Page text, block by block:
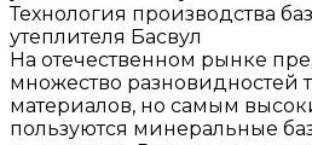
Технология производства
утеплителя Басвул
На отечественном рынке
множество разновидностей
материалов, но самым
пользуются минеральные